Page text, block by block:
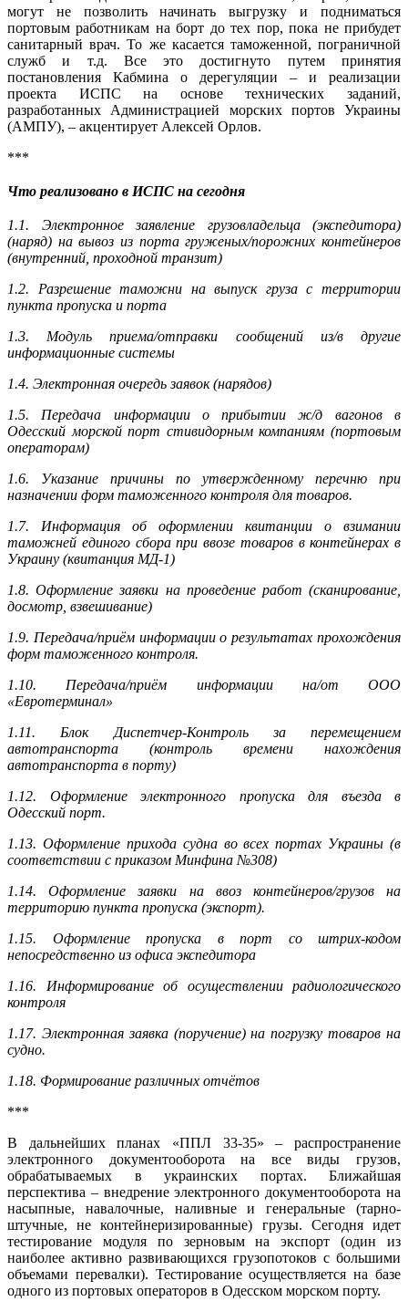
могут не позволить начинать выгрузку и подниматься
портовым работникам на борт до тех пор, пока не прибудет
санитарный врач. То же касается таможенной, пограничной
служб и т.д. Все это достигнуто путем принятия
постановления Кабмина о дерегуляции – и реализации
проекта ИСПС на основе технических заданий,
разработанных Администрацией морских портов Украины
(АМПУ), – акцентирует Алексей Орлов.
***
Что реализовано в ИСПС на сегодня
1.1. Электронное заявление грузовладельца (экспедитора)
(наряд) на вывоз из порта груженых/порожних контейнеров
(внутренний, проходной транзит)
1.2. Разрешение таможни на выпуск груза с территории
пункта пропуска и порта
1.3. Модуль приема/отправки сообщений из/в другие
информационные системы
1.4. Электронная очередь заявок (нарядов)
1.5. Передача информации о прибытии ж/д вагонов в
Одесский морской порт стивидорным компаниям (портовым
операторам)
1.6. Указание причины по утвержденному перечню при
назначении форм таможенного контроля для товаров.
1.7. Информация об оформлении квитанции о взимании
таможней единого сбора при ввозе товаров в контейнерах в
Украину (квитанция МД-1)
1.8. Оформление заявки на проведение работ (сканирование,
досмотр, взвешивание)
1.9. Передача/приём информации о результатах прохождения
форм таможенного контроля.
1.10. Передача/приём информации на/от ООО
«Евротерминал»
1.11. Блок Диспетчер-Контроль за перемещением
автотранспорта (контроль времени нахождения
автотранспорта в порту)
1.12. Оформление электронного пропуска для въезда в
Одесский порт.
1.13. Оформление прихода судна во всех портах Украины (в
соответствии с приказом Минфина №308)
1.14. Оформление заявки на ввоз контейнеров/грузов на
территорию пункта пропуска (экспорт).
1.15. Оформление пропуска в порт со штрих-кодом
непосредственно из офиса экспедитора
1.16. Информирование об осуществлении радиологического
контроля
1.17. Электронная заявка (поручение) на погрузку товаров на
судно.
1.18. Формирование различных отчётов
***
В дальнейших планах «ППЛ 33-35» – распространение
электронного документооборота на все виды грузов,
обрабатываемых в украинских портах. Ближайшая
перспектива – внедрение электронного документооборота на
насыпные, навалочные, наливные и генеральные (тарно-
штучные, не контейнеризированные) грузы. Сегодня идет
тестирование модуля по зерновым на экспорт (один из
наиболее активно развивающихся грузопотоков с большими
объемами перевалки). Тестирование осуществляется на базе
одного из портовых операторов в Одесском морском порту.